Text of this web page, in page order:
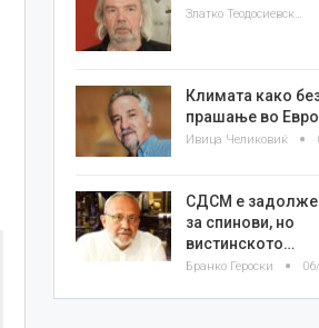
Златко Теодосиевски
Климата како
прашање во
Ивица Челиковиќ
СДСМ е
за спинови, но
вистинското…
Бранко Героски